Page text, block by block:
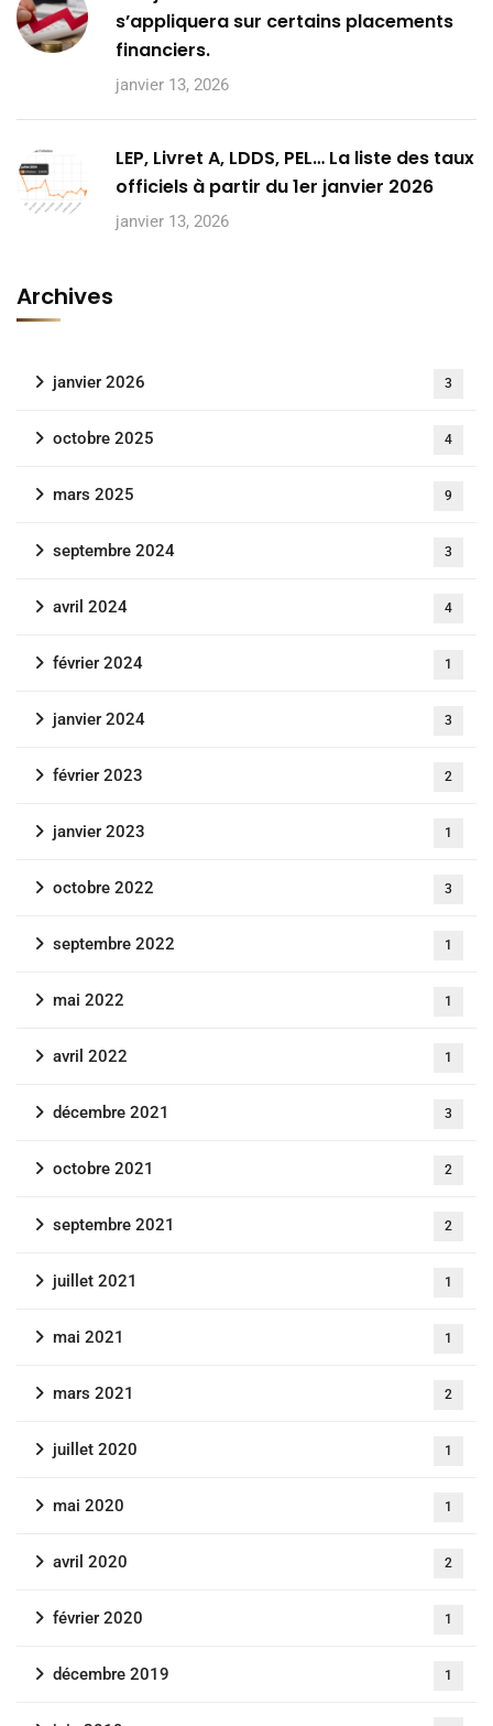
s’appliquera sur certains placements
financiers.
janvier 13, 2026
LEP, Livret A, LDDS, PEL… La liste des taux
officiels à partir du 1er janvier 2026
janvier 13, 2026
Archives
janvier 2026 3
octobre 2025 4
mars 2025 9
septembre 2024 3
avril 2024 4
février 2024 1
janvier 2024 3
février 2023 2
janvier 2023 1
octobre 2022 3
septembre 2022 1
mai 2022 1
avril 2022 1
décembre 2021 3
octobre 2021 2
septembre 2021 2
juillet 2021 1
mai 2021 1
mars 2021 2
juillet 2020 1
mai 2020 1
avril 2020 2
février 2020 1
décembre 2019 1